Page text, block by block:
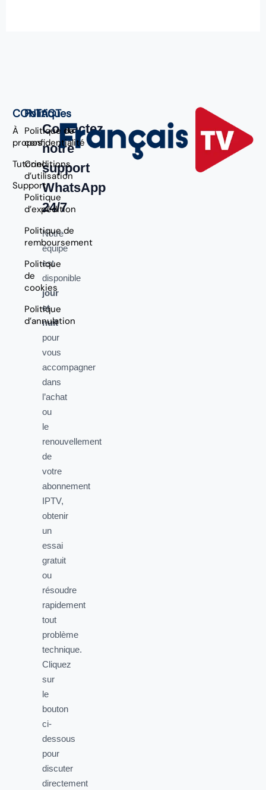
CONTACT
À
propos
Tutoriel
Support
Politiques
Politique de
confidentialité
Conditions
d’utilisation
Politique
d’expédition
Politique de
remboursement
Politique
de
cookies
Politique
d’annulation
Contactez
notre
support
WhatsApp
24/7
Notre
équipe
est
disponible
jour
et
nuit
pour
vous
accompagner
dans
l’achat
ou
le
renouvellement
de
votre
abonnement
IPTV,
obtenir
un
essai
gratuit
ou
résoudre
rapidement
tout
problème
technique.
Cliquez
sur
le
bouton
ci-
dessous
pour
discuter
directement